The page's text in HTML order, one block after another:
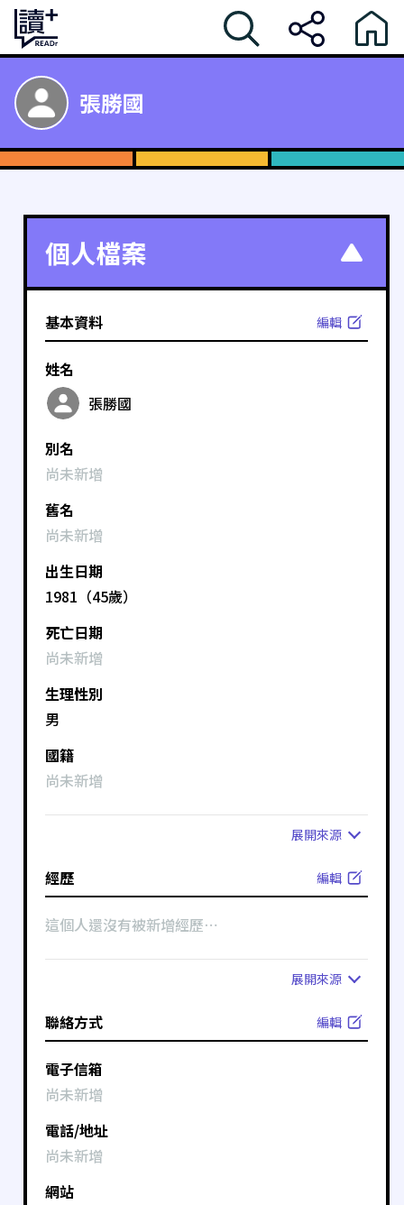
張勝國
個人檔案
基本資料 編輯
姓名
張勝國
別名
尚未新增
舊名
尚未新增
出生日期
1981（45歲）
死亡日期
尚未新增
生理性別
男
國籍
尚未新增
展開來源
經歷 編輯
這個人還沒有被新增經歷⋯
展開來源
聯絡方式 編輯
電子信箱
尚未新增
電話/地址
尚未新增
網站